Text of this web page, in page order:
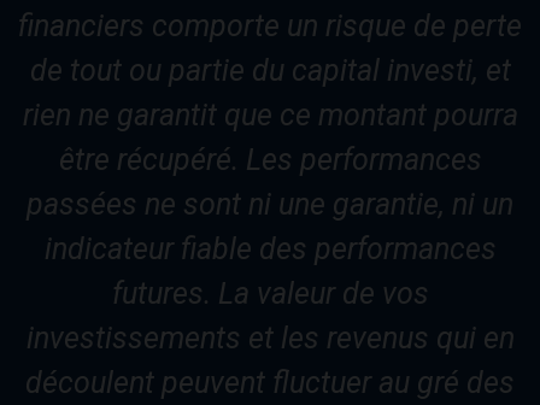
financiers comporte un risque de perte
de tout ou partie du capital investi, et
rien ne garantit que ce montant pourra
être récupéré. Les performances
passées ne sont ni une garantie, ni un
indicateur fiable des performances
futures. La valeur de vos
investissements et les revenus qui en
découlent peuvent fluctuer au gré des